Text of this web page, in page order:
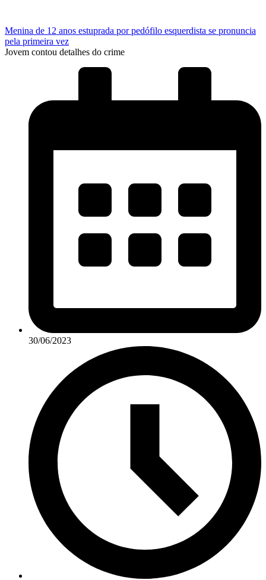
Menina de 12 anos estuprada por pedófilo esquerdista se pronuncia
pela primeira vez
Jovem contou detalhes do crime
30/06/2023